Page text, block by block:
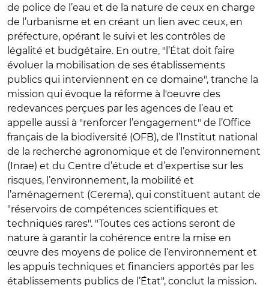
de police de l’eau et de la nature de ceux en charge
de l’urbanisme et en créant un lien avec ceux, en
préfecture, opérant le suivi et les contrôles de
légalité et budgétaire. En outre, "l’État doit faire
évoluer la mobilisation de ses établissements
publics qui interviennent en ce domaine", tranche la
mission qui évoque la réforme à l'oeuvre des
redevances perçues par les agences de l’eau et
appelle aussi à "renforcer l’engagement" de l’Office
français de la biodiversité (OFB), de l’Institut national
de la recherche agronomique et de l’environnement
(Inrae) et du Centre d’étude et d’expertise sur les
risques, l’environnement, la mobilité et
l’aménagement (Cerema), qui constituent autant de
"réservoirs de compétences scientifiques et
techniques rares". "Toutes ces actions seront de
nature à garantir la cohérence entre la mise en
œuvre des moyens de police de l’environnement et
les appuis techniques et financiers apportés par les
établissements publics de l’État", conclut la mission.